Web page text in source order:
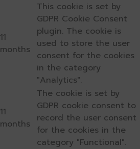
11
months
This cookie is set by
GDPR Cookie Consent
plugin. The cookie is
used to store the user
consent for the cookies
in the category
"Analytics".
11
months
The cookie is set by
GDPR cookie consent to
record the user consent
for the cookies in the
category "Functional".